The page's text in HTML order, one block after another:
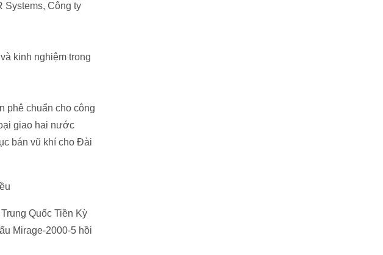
Systems, Công ty
kinh nghiệm trong
phê chuẩn cho công
giao hai nước
bán vũ khí cho Đài
Quốc Tiền Kỳ
Mirage-2000-5 hồi